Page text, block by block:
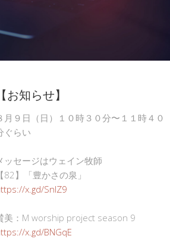
【お知らせ】
月９日（日）１０時３０分〜１１時４０
ぐらい
ッセージはウェイン牧師
【82】「豊かさの泉」
x.gd/SnlZ9
美：M worship project season 9
x.gd/BNGqE